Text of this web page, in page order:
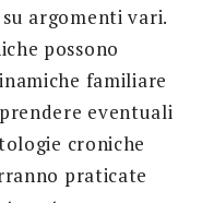
argomenti vari.
possono
familiare
eventuali
croniche
praticate